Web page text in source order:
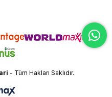
- Tüm Hakları Saklıdır.